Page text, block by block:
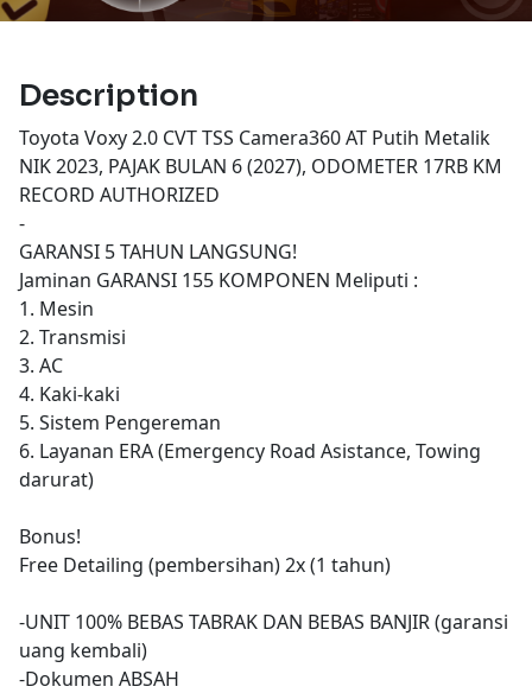
Description
Toyota Voxy 2.0 CVT TSS Camera360 AT Putih Metalik
NIK 2023, PAJAK BULAN 6 (2027), ODOMETER 17RB KM
RECORD AUTHORIZED
-
GARANSI 5 TAHUN LANGSUNG!
Jaminan GARANSI 155 KOMPONEN Meliputi :
1. Mesin
2. Transmisi
3. AC
4. Kaki-kaki
5. Sistem Pengereman
6. Layanan ERA (Emergency Road Asistance, Towing
darurat)
Bonus!
Free Detailing (pembersihan) 2x (1 tahun)
-UNIT 100% BEBAS TABRAK DAN BEBAS BANJIR (garansi
uang kembali)
-Dokumen ABSAH